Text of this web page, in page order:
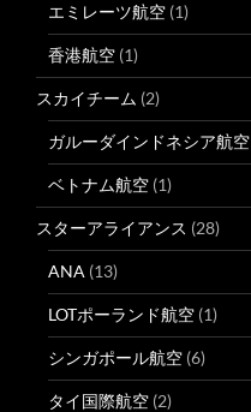
エミレーツ航空 (1)
香港航空 (1)
スカイチーム (2)
ガルーダインドネシア航空
ベトナム航空 (1)
スターアライアンス (28)
ANA (13)
LOTポーランド航空 (1)
シンガポール航空 (6)
タイ国際航空 (2)